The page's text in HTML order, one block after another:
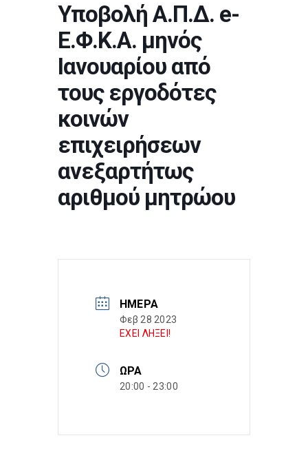
Υποβολή Α.Π.Δ. e-
Ε.Φ.Κ.Α. μηνός
Ιανουαρίου από
τους εργοδότες
κοινών
επιχειρήσεων
ανεξαρτήτως
αριθμού μητρώου
ΗΜΈΡΑ
Φεβ 28 2023
ΕΧΕΙ ΛΗΞΕΙ!
ΏΡΑ
20:00 - 23:00